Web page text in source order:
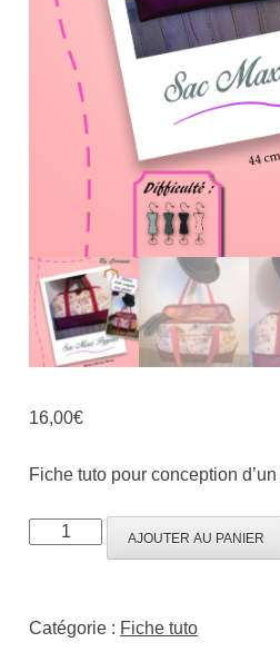
16,00€
Fiche tuto pour conception
AJOUTER AU PANIER
Catégorie : Fiche tuto